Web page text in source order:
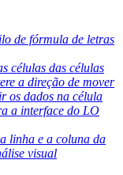
de fórmula de letras
células das células
a direção de mover
os dados na célula
a interface do LO
linha e a coluna da
visual